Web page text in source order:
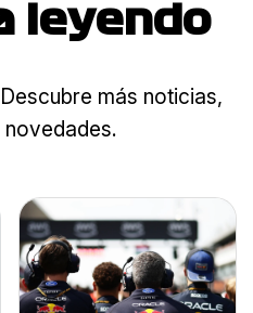
leyendo
más noticias,